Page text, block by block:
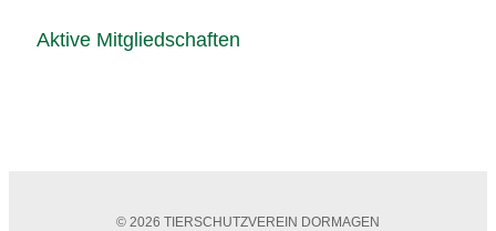
Aktive Mitgliedschaften
© 2026 TIERSCHUTZVEREIN DORMAGEN